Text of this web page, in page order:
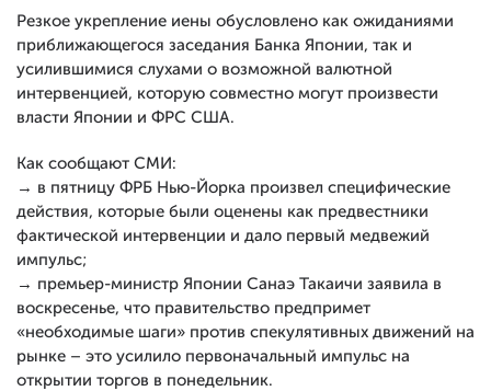
Резкое укрепление иены обусловлено как ожиданиями
приближающегося заседания Банка Японии, так и
усилившимися слухами о возможной валютной
интервенцией, которую совместно могут произвести
власти Японии и ФРС США.
Как сообщают СМИ:
→ в пятницу ФРБ Нью-Йорка произвел специфические
действия, которые были оценены как предвестники
фактической интервенции и дало первый медвежий
импульс;
→ премьер-министр Японии Санаэ Такаичи заявила в
воскресенье, что правительство предпримет
«необходимые шаги» против спекулятивных движений на
рынке – это усилило первоначальный импульс на
открытии торгов в понедельник.